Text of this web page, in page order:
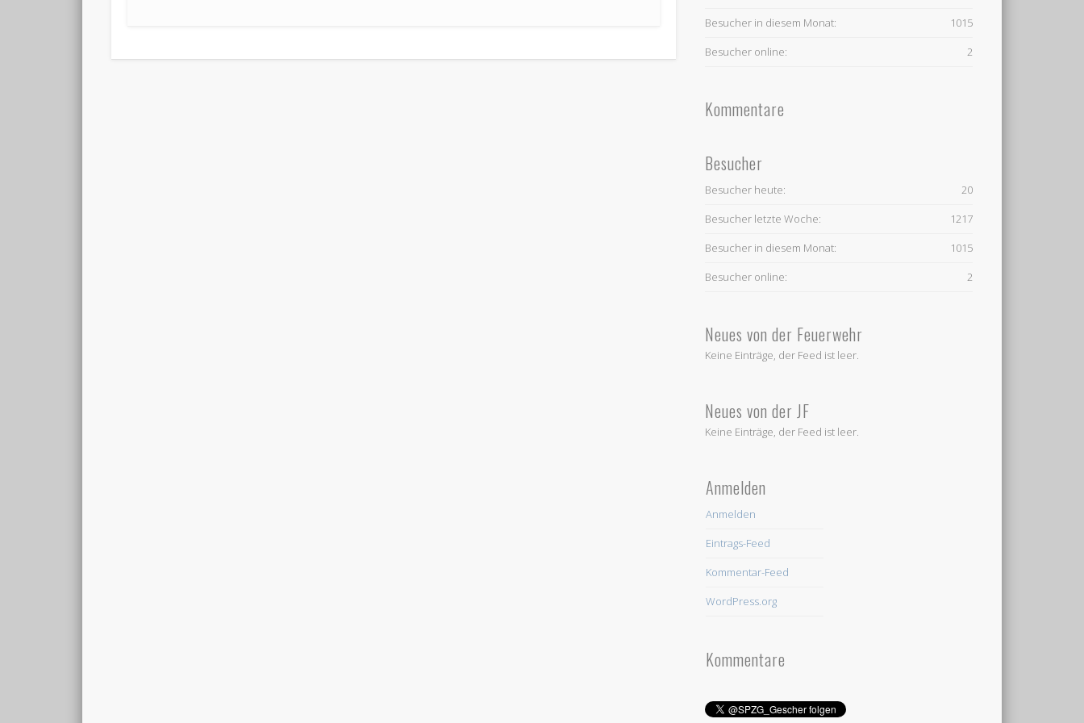
1015
Besucher in diesem Monat:
2
Besucher online:
Kommentare
Besucher
20
Besucher heute:
1217
Besucher letzte Woche:
1015
Besucher in diesem Monat:
2
Besucher online:
Neues von der Feuerwehr
Keine Einträge, der Feed ist leer.
Neues von der JF
Keine Einträge, der Feed ist leer.
Anmelden
Anmelden
Eintrags-Feed
Kommentar-Feed
WordPress.org
Kommentare